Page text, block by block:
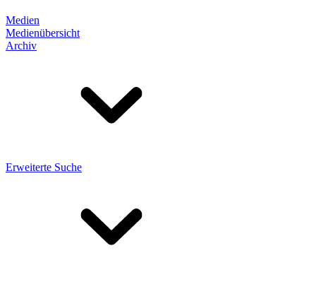
Medien
Medienübersicht
Archiv
Erweiterte Suche